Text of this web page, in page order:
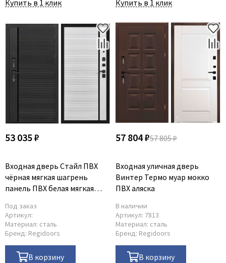
Купить в 1 клик Купить в 1 клик
53 035 ₽
Входная дверь Стайл ПВХ
чёрная мягкая шагрень
панель ПВХ белая мягкая
Под заказ
Артикул:
Материал: сталь
Бренд: Regidoors
В корзину
57 804 ₽57 805 ₽
Входная уличная дверь
Винтер Термо муар мокко
ПВХ аляска
В наличии
Артикул: 7813
Материал: сталь
Бренд: Regidoors
В корзину